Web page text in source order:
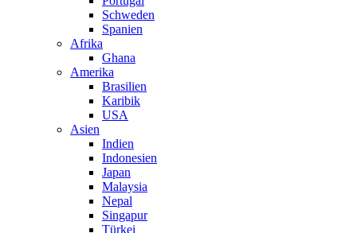
Schweden
Spanien
Afrika
Ghana
Amerika
Brasilien
Karibik
USA
Asien
Indien
Indonesien
Japan
Malaysia
Nepal
Singapur
Türkei